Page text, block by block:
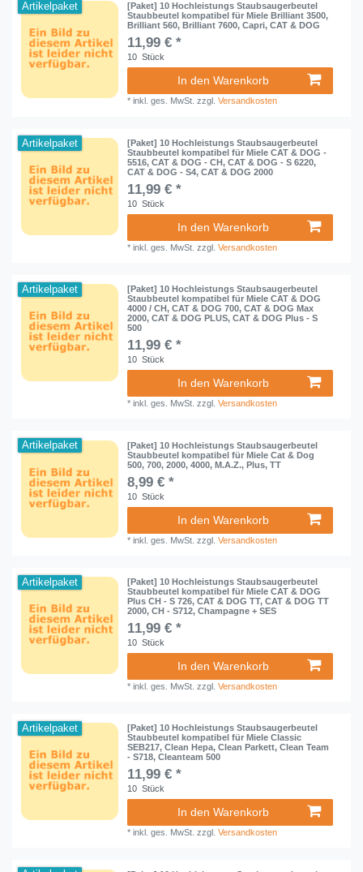
Artikelpaket
[Paket] 10 Hochleistungs Staubsaugerbeutel
Staubbeutel kompatibel für Miele Brilliant 3500,
Brilliant 560, Brilliant 7600, Capri, CAT & DOG
11,99 € *
10 Stück
In den Warenkorb
*inkl. ges. MwSt. zzgl.Versandkosten
Artikelpaket
[Paket] 10 Hochleistungs Staubsaugerbeutel
Staubbeutel kompatibel für Miele CAT & DOG -
5516, CAT & DOG - CH, CAT & DOG - S 6220,
CAT & DOG - S4, CAT & DOG 2000
11,99 € *
10 Stück
In den Warenkorb
*inkl. ges. MwSt. zzgl.Versandkosten
Artikelpaket
[Paket] 10 Hochleistungs Staubsaugerbeutel
Staubbeutel kompatibel für Miele CAT & DOG
4000 / CH, CAT & DOG 700, CAT & DOG Max
2000, CAT & DOG PLUS, CAT & DOG Plus - S
500
11,99 € *
10 Stück
In den Warenkorb
*inkl. ges. MwSt. zzgl.Versandkosten
Artikelpaket
[Paket] 10 Hochleistungs Staubsaugerbeutel
Staubbeutel kompatibel für Miele Cat & Dog
500, 700, 2000, 4000, M.A.Z., Plus, TT
8,99 € *
10 Stück
In den Warenkorb
*inkl. ges. MwSt. zzgl.Versandkosten
Artikelpaket
[Paket] 10 Hochleistungs Staubsaugerbeutel
Staubbeutel kompatibel für Miele CAT & DOG
Plus CH - S 726, CAT & DOG TT, CAT & DOG TT
2000, CH - S712, Champagne + SES
11,99 € *
10 Stück
In den Warenkorb
*inkl. ges. MwSt. zzgl.Versandkosten
Artikelpaket
[Paket] 10 Hochleistungs Staubsaugerbeutel
Staubbeutel kompatibel für Miele Classic
SEB217, Clean Hepa, Clean Parkett, Clean Team
- S718, Cleanteam 500
11,99 € *
10 Stück
In den Warenkorb
*inkl. ges. MwSt. zzgl.Versandkosten